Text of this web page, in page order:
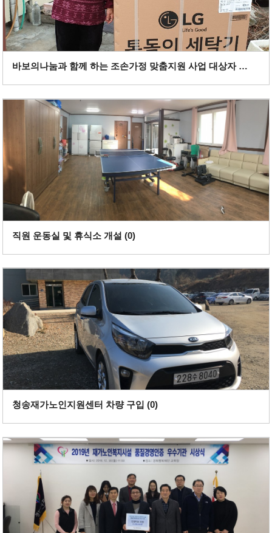
바보의나눔과 함께 하는 조손가정 맞춤지원 사업 대상자 선정 (
직원 운동실 및 휴식소 개설 (0)
청송재가노인지원센터 차량 구입 (0)